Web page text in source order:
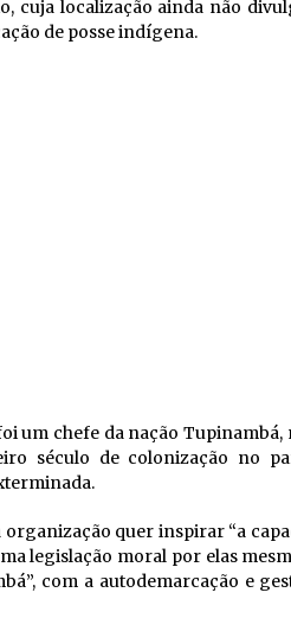
cuja localização ainda não
de posse indígena.
um chefe da nação
século de colonização no
organização quer inspirar “a
legislação moral por elas
com a autodemarcação e